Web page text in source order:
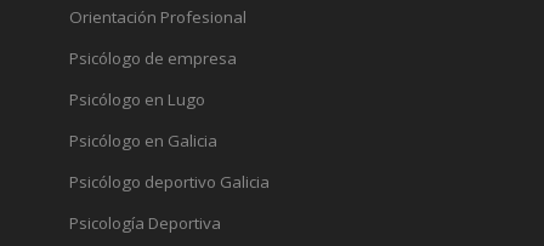
Orientación Profesional
Psicólogo de empresa
Psicólogo en Lugo
Psicólogo en Galicia
Psicólogo deportivo Galicia
Psicología Deportiva